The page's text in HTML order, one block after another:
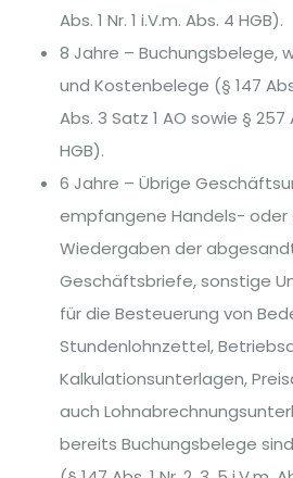
Abs. 1 Nr. 1 i.V.m. Abs. 4 HGB).
8 Jahre – Buchungsbelege,
und Kostenbelege (§ 147
Abs. 3 Satz 1 AO sowie § 257
HGB).
6 Jahre – Übrige
empfangene Handels-
Wiedergaben der
Geschäftsbriefe, sonstige
für die Besteuerung von
Stundenlohnzettel,
Kalkulationsunterlagen,
auch
bereits Buchungsbelege